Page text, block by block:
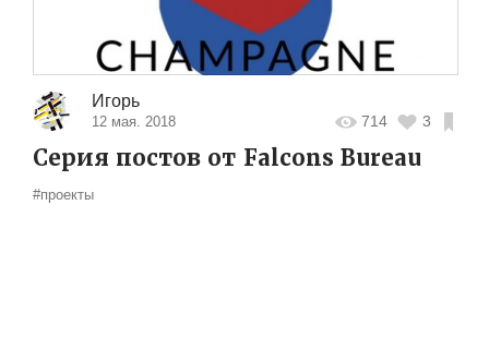
Игорь
12 мая. 2018 714 3
Серия постов от Falcons Bureau
#проекты